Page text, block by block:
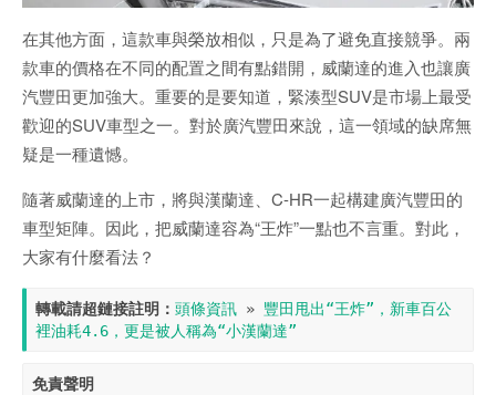
在其他方面，這款車與榮放相似，只是為了避免直接競爭。兩
款車的價格在不同的配置之間有點錯開，威蘭達的進入也讓廣
汽豐田更加強大。重要的是要知道，緊湊型SUV是市場上最受
歡迎的SUV車型之一。對於廣汽豐田來說，這一領域的缺席無
疑是一種遺憾。
隨著威蘭達的上市，將與漢蘭達、C-HR一起構建廣汽豐田的
車型矩陣。因此，把威蘭達容為“王炸”一點也不言重。對此，
大家有什麼看法？
轉載請超鏈接註明： 頭條資訊 » 豐田甩出“王炸”，新車百公
裡油耗4.6，更是被人稱為“小漢蘭達”
免責聲明